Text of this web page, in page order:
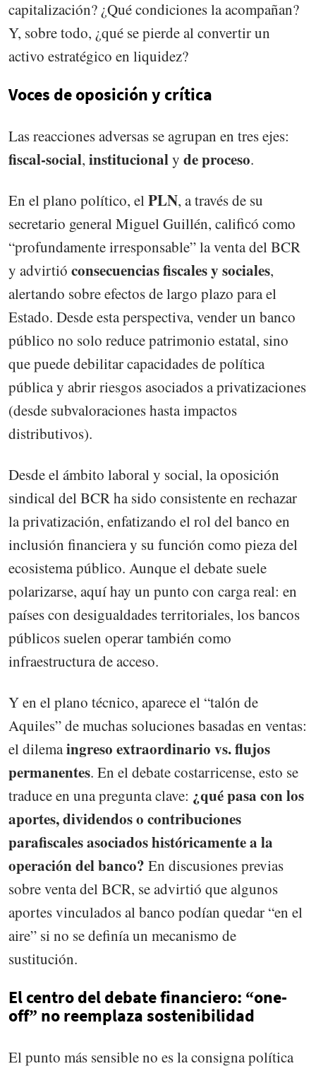
capitalización? ¿Qué condiciones la acompañan?
Y, sobre todo, ¿qué se pierde al convertir un
activo estratégico en liquidez?
Voces de oposición y crítica
Las reacciones adversas se agrupan en tres ejes:
fiscal-social, institucionaly de proceso.
En el plano político, elPLN, a través de su
secretario general Miguel Guillén, calificó como
“profundamente irresponsable” la venta del BCR
y advirtió consecuencias fiscales y sociales,
alertando sobre efectos de largo plazo para el
Estado. Desde esta perspectiva, vender un banco
público no solo reduce patrimonio estatal, sino
que puede debilitar capacidades de política
pública y abrir riesgos asociados a privatizaciones
(desde subvaloraciones hasta impactos
distributivos).
Desde el ámbito laboral y social, la oposición
sindical del BCR ha sido consistente en rechazar
la privatización, enfatizando el rol del banco en
inclusión financiera y su función como pieza del
ecosistema público. Aunque el debate suele
polarizarse, aquí hay un punto con carga real: en
países con desigualdades territoriales, los bancos
públicos suelen operar también como
infraestructura de acceso.
Y en el plano técnico, aparece el “talón de
Aquiles” de muchas soluciones basadas en ventas:
el dilemaingreso extraordinario vs. flujos
permanentes. En el debate costarricense, esto se
traduce en una pregunta clave: ¿qué pasa con los
aportes, dividendos o contribuciones
parafiscales asociados históricamente a la
operación del banco? En discusiones previas
sobre venta del BCR, se advirtió que algunos
aportes vinculados al banco podían quedar “en el
aire” si no se definía un mecanismo de
sustitución.
El centro del debate financiero: “one-
off” no reemplaza sostenibilidad
El punto más sensible no es la consigna política